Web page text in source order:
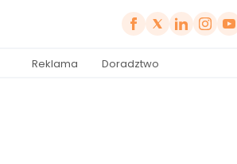
Reklama Doradztwo